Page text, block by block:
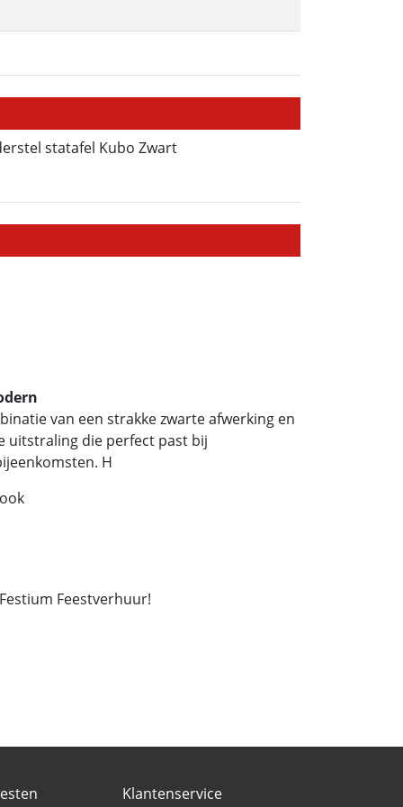
statafel Kubo Zwart
van een strakke zwarte afwerking en
uitstraling die perfect past bij
H
Feestverhuur!
Klantenservice